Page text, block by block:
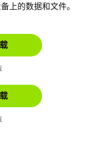
上的数据和文件。